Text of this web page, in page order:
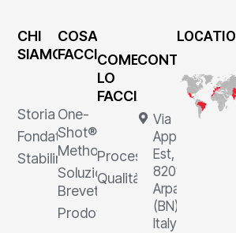
CHI
SIAMO
Storia
Fondatore
Stabilimenti
COSA
FACCIAMO
One-
Shot®
Method
Soluzioni
Brevettate
Prodotti
COME
LO
FACCIAMO
Processi
Qualità
CONTATTI
Via
Appia
Est, 1,
82011
Arpaia
(BN),
Italy